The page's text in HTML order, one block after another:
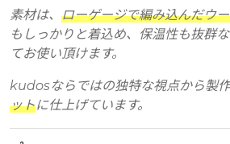
素材は、 ローゲージで編み込んだウ
もしっかりと着込め、保温性も抜群
てお使い頂けます。
kudosならではの独特な視点から製
ットに仕上げています。